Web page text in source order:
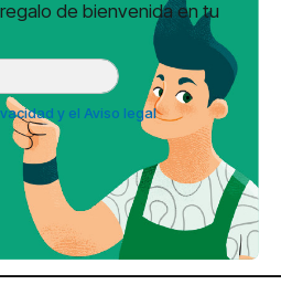
de bienvenida en tu
y el Aviso legal